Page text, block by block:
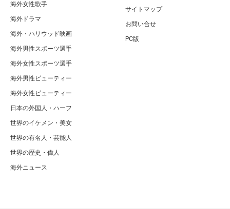
海外女性歌手
海外ドラマ
海外・ハリウッド映画
海外男性スポーツ選手
海外女性スポーツ選手
海外男性ビューティー
海外女性ビューティー
日本の外国人・ハーフ
世界のイケメン・美女
世界の有名人・芸能人
世界の歴史・偉人
海外ニュース
サイトマップ
お問い合せ
PC版